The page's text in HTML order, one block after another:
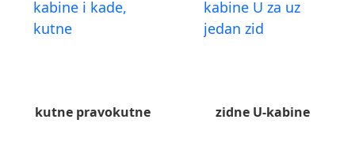
kutne pravokutne zidne U-kabine